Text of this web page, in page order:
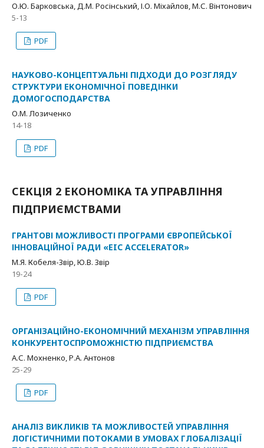
О.Ю. Барковська, Д.М. Росінський, І.О. Міхайлов, М.С. Вінтонович
5-13
PDF
НАУКОВО-КОНЦЕПТУАЛЬНІ ПІДХОДИ ДО РОЗГЛЯДУ
СТРУКТУРИ ЕКОНОМІЧНОЇ ПОВЕДІНКИ
ДОМОГОСПОДАРСТВА
О.М. Лозиченко
14-18
PDF
СЕКЦІЯ 2 ЕКОНОМІКА ТА УПРАВЛІННЯ
ПІДПРИЄМСТВАМИ
ГРАНТОВІ МОЖЛИВОСТІ ПРОГРАМИ ЄВРОПЕЙСЬКОЇ
ІННОВАЦІЙНОЇ РАДИ «EIC ACCELERATOR»
М.Я. Кобеля-Звір, Ю.В. Звір
19-24
PDF
ОРГАНІЗАЦІЙНО-ЕКОНОМІЧНИЙ МЕХАНІЗМ УПРАВЛІННЯ
КОНКУРЕНТОСПРОМОЖНІСТЮ ПІДПРИЄМСТВА
А.С. Мохненко, Р.А. Антонов
25-29
PDF
АНАЛІЗ ВИКЛИКІВ ТА МОЖЛИВОСТЕЙ УПРАВЛІННЯ
ЛОГІСТИЧНИМИ ПОТОКАМИ В УМОВАХ ГЛОБАЛІЗАЦІЇ